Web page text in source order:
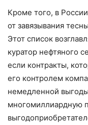
Кроме того, в
от завязывания
Этот список
куратор нефтяного
если контракты,
его контролем
немедленной
многомиллиардную